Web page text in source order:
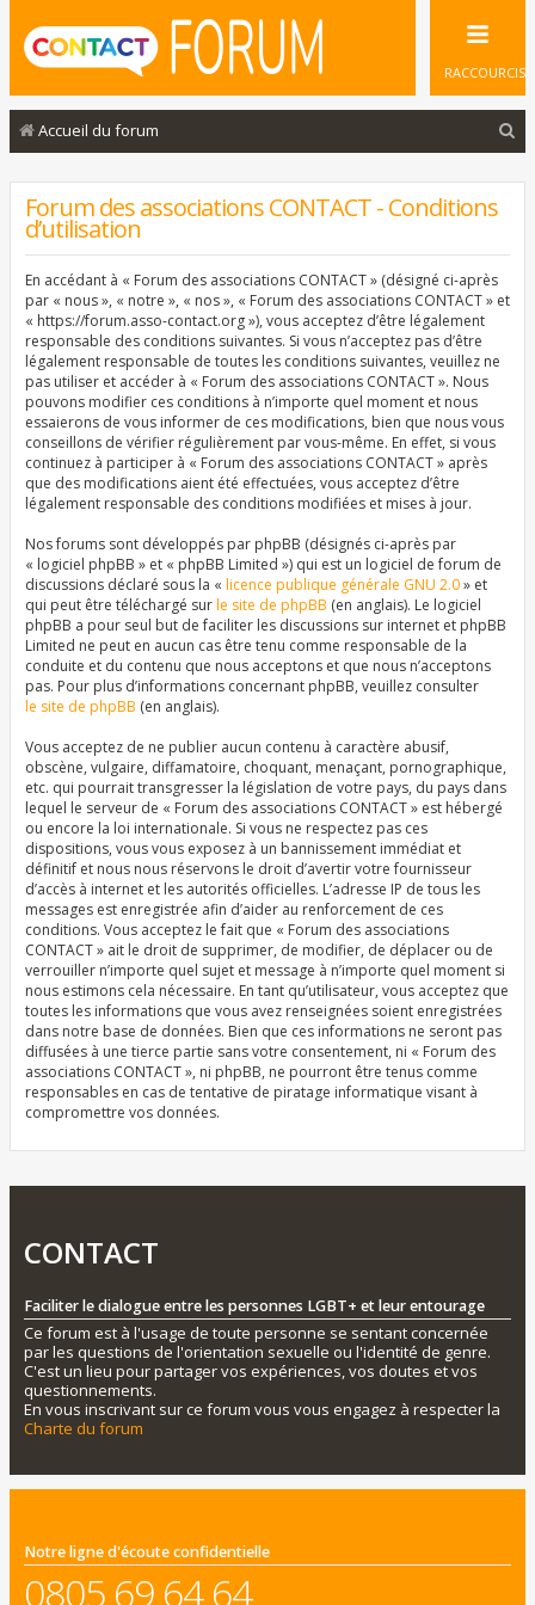
RACCOURCIS
Accueil du forum
Forum des associations CONTACT - Conditions
d’utilisation
En accédant à « Forum des associations CONTACT » (désigné ci-après
par « nous », « notre », « nos », « Forum des associations CONTACT » et
« https://forum.asso-contact.org »), vous acceptez d’être légalement
responsable des conditions suivantes. Si vous n’acceptez pas d’être
légalement responsable de toutes les conditions suivantes, veuillez ne
pas utiliser et accéder à « Forum des associations CONTACT ». Nous
pouvons modifier ces conditions à n’importe quel moment et nous
essaierons de vous informer de ces modifications, bien que nous vous
conseillons de vérifier régulièrement par vous-même. En effet, si vous
continuez à participer à « Forum des associations CONTACT » après
que des modifications aient été effectuées, vous acceptez d’être
légalement responsable des conditions modifiées et mises à jour.
Nos forums sont développés par phpBB (désignés ci-après par
« logiciel phpBB » et « phpBB Limited ») qui est un logiciel de forum de
discussions déclaré sous la « licence publique générale GNU 2.0» et
qui peut être téléchargé surle site de phpBB (en anglais). Le logiciel
phpBB a pour seul but de faciliter les discussions sur internet et phpBB
Limited ne peut en aucun cas être tenu comme responsable de la
conduite et du contenu que nous acceptons et que nous n’acceptons
pas. Pour plus d’informations concernant phpBB, veuillez consulter
le site de phpBB (en anglais).
Vous acceptez de ne publier aucun contenu à caractère abusif,
obscène, vulgaire, diffamatoire, choquant, menaçant, pornographique,
etc. qui pourrait transgresser la législation de votre pays, du pays dans
lequel le serveur de « Forum des associations CONTACT » est hébergé
ou encore la loi internationale. Si vous ne respectez pas ces
dispositions, vous vous exposez à un bannissement immédiat et
définitif et nous nous réservons le droit d’avertir votre fournisseur
d’accès à internet et les autorités officielles. L’adresse IP de tous les
messages est enregistrée afin d’aider au renforcement de ces
conditions. Vous acceptez le fait que « Forum des associations
CONTACT » ait le droit de supprimer, de modifier, de déplacer ou de
verrouiller n’importe quel sujet et message à n’importe quel moment si
nous estimons cela nécessaire. En tant qu’utilisateur, vous acceptez que
toutes les informations que vous avez renseignées soient enregistrées
dans notre base de données. Bien que ces informations ne seront pas
diffusées à une tierce partie sans votre consentement, ni « Forum des
associations CONTACT », ni phpBB, ne pourront être tenus comme
responsables en cas de tentative de piratage informatique visant à
compromettre vos données.
CONTACT
Faciliter le dialogue entre les personnes LGBT+ et leur entourage
Ce forum est à l'usage de toute personne se sentant concernée
par les questions de l'orientation sexuelle ou l'identité de genre.
C'est un lieu pour partager vos expériences, vos doutes et vos
questionnements.
En vous inscrivant sur ce forum vous vous engagez à respecter la
Charte du forum
Notre ligne d'écoute confidentielle
0805 69 64 64